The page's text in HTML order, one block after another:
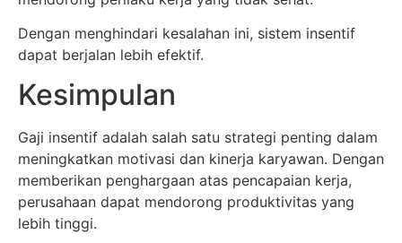
Dengan menghindari kesalahan ini, sistem insentif
dapat berjalan lebih efektif.
Kesimpulan
Gaji insentif adalah salah satu strategi penting dalam
meningkatkan motivasi dan kinerja karyawan. Dengan
memberikan penghargaan atas pencapaian kerja,
perusahaan dapat mendorong produktivitas yang
lebih tinggi.